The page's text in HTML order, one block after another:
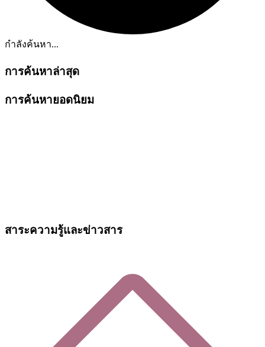
กำลังค้นหา...
การค้นหาล่าสุด
การค้นหายอดนิยม
สาระความรู้และข่าวสาร